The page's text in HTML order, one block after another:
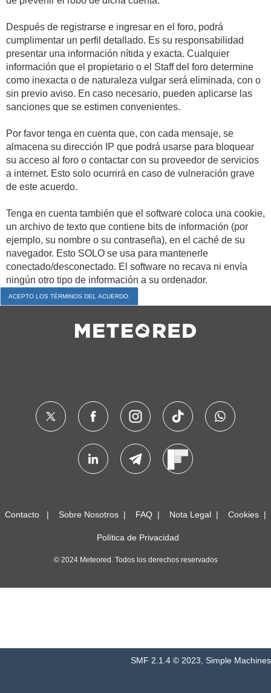
Después de registrarse e ingresar en el foro, podrá
cumplimentar un perfil detallado. Es su responsabilidad
presentar una información nítida y exacta. Cualquier
información que el propietario o el Staff del foro determine
como inexacta o de naturaleza vulgar será eliminada, con o
sin previo aviso. En caso necesario, pueden aplicarse las
sanciones que se estimen convenientes.
Por favor tenga en cuenta que, con cada mensaje, se
almacena su dirección IP que podrá usarse para bloquear
su acceso al foro o contactar con su proveedor de servicios
a internet. Esto solo ocurrirá en caso de vulneración grave
de este acuerdo.
Tenga en cuenta también que el software coloca una cookie,
un archivo de texto que contiene bits de información (por
ejemplo, su nombre o su contraseña), en el caché de su
navegador. Esto SOLO se usa para mantenerle
conectado/desconectado. El software no recava ni envía
ningún otro tipo de información a su ordenador.
Contacto Sobre Nosotros FAQ Nota Legal Cookies
Política de Privacidad
© 2024 Meteored. Todos los derechos reservados
SMF 2.1.4 © 2023 Simple Machines